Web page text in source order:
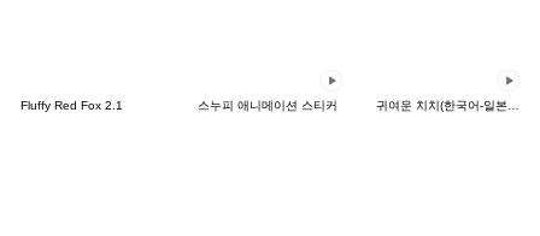
Fluffy Red Fox 2.1 스누피 애니메이션 스티커 귀여운 치치(한국어-일본어)